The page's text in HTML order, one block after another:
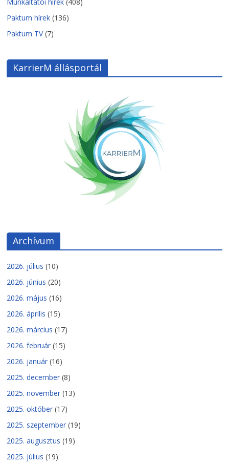
Paktum hírek (136)
Paktum TV(7)
KarrierM állásportál
Archívum
2026. július (10)
2026. június (20)
2026. május (16)
2026. április (15)
2026. március (17)
2026. február (15)
2026. január (16)
2025. december (8)
2025. november (13)
2025. október (17)
2025. szeptember (19)
2025. augusztus (19)
2025. július (19)